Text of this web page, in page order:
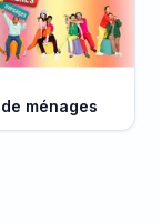
ménages